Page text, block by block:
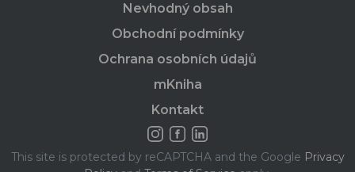
Nevhodný obsah
Obchodní podmínky
Ochrana osobních údajů
mKniha
Kontakt
This site is protected by reCAPTCHA and the Google Privacy